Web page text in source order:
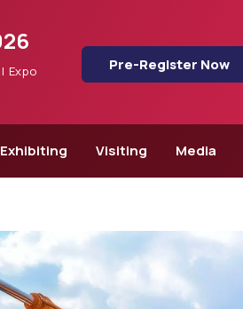
Expo Pre-Register Now
Exhibiting Visiting Media